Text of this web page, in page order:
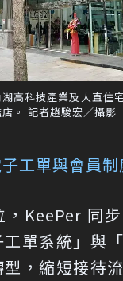
高科技產業及大直住
。 記者趙駿宏／攝影
工單與會員
，KeePer 同
單系統」與
，縮短接待